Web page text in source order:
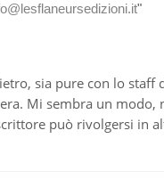
"
sia pure con lo staff
Mi sembra un modo,
può rivolgersi in